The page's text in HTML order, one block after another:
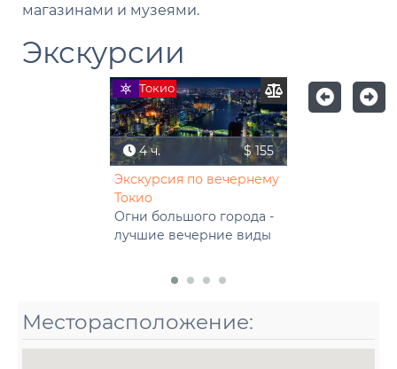
магазинами и музеями.
Экскурсии
Токио
4 ч.
$ 155
Экскурсия по вечернему
Токио
Огни большого города -
лучшие вечерние виды
Месторасположение: